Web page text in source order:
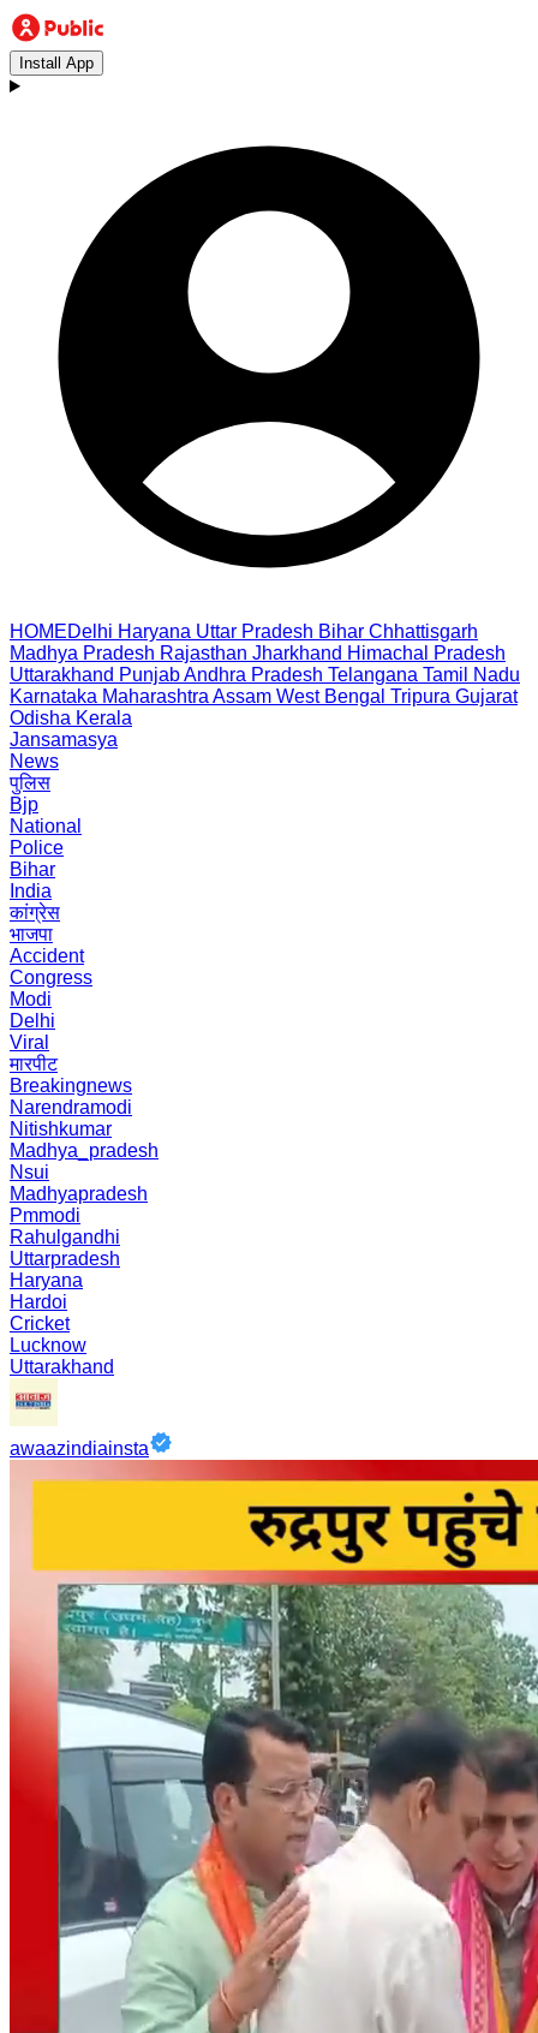
Install App
HOMEDelhi Haryana Uttar Pradesh Bihar Chhattisgarh
Madhya Pradesh Rajasthan Jharkhand Himachal Pradesh
Uttarakhand PunjabAndhra Pradesh Telangana Tamil Nadu
Karnataka Maharashtra Assam West Bengal Tripura Gujarat
Odisha Kerala
Jansamasya
News
पुलिस
Bjp
National
Police
Bihar
India
कांग्रेस
भाजपा
Accident
Congress
Modi
Delhi
Viral
मारपीट
Breakingnews
Narendramodi
Nitishkumar
Madhya_pradesh
Nsui
Madhyapradesh
Pmmodi
Rahulgandhi
Uttarpradesh
Haryana
Hardoi
Cricket
Lucknow
Uttarakhand
awaazindiainsta